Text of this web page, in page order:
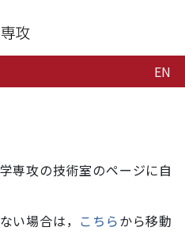
EN
専攻の技術室のページに自
い場合は， こちらから移動